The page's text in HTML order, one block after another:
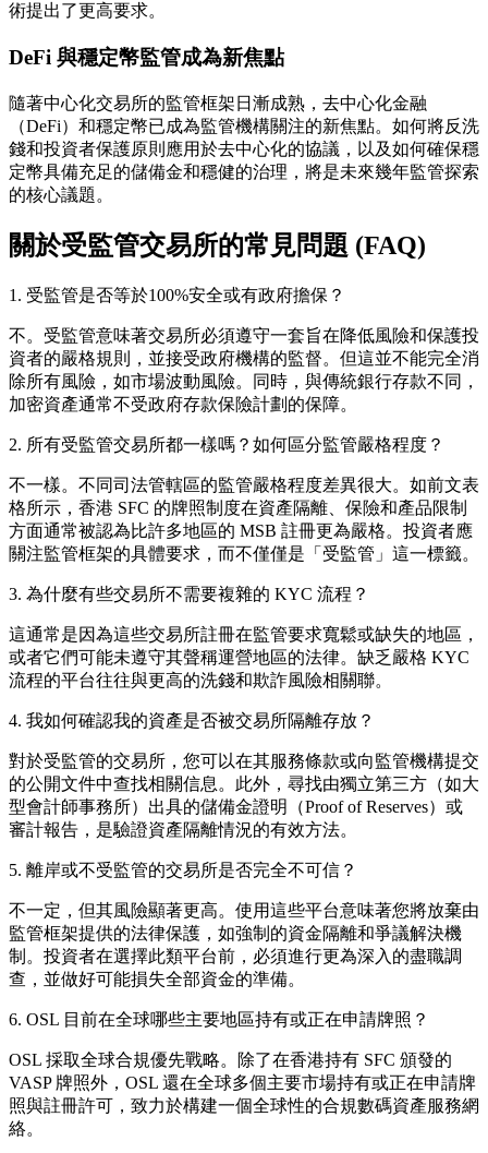
術提出了更高要求。
DeFi 與穩定幣監管成為新焦點
隨著中心化交易所的監管框架日漸成熟，去中心化金融
（DeFi）和穩定幣已成為監管機構關注的新焦點。如何將反洗
錢和投資者保護原則應用於去中心化的協議，以及如何確保穩
定幣具備充足的儲備金和穩健的治理，將是未來幾年監管探索
的核心議題。
關於受監管交易所的常見問題 (FAQ)
1. 受監管是否等於100%安全或有政府擔保？
不。受監管意味著交易所必須遵守一套旨在降低風險和保護投
資者的嚴格規則，並接受政府機構的監督。但這並不能完全消
除所有風險，如市場波動風險。同時，與傳統銀行存款不同，
加密資產通常不受政府存款保險計劃的保障。
2. 所有受監管交易所都一樣嗎？如何區分監管嚴格程度？
不一樣。不同司法管轄區的監管嚴格程度差異很大。如前文表
格所示，香港 SFC 的牌照制度在資產隔離、保險和產品限制
方面通常被認為比許多地區的 MSB 註冊更為嚴格。投資者應
關注監管框架的具體要求，而不僅僅是「受監管」這一標籤。
3. 為什麼有些交易所不需要複雜的 KYC 流程？
這通常是因為這些交易所註冊在監管要求寬鬆或缺失的地區，
或者它們可能未遵守其聲稱運營地區的法律。缺乏嚴格 KYC
流程的平台往往與更高的洗錢和欺詐風險相關聯。
4. 我如何確認我的資產是否被交易所隔離存放？
對於受監管的交易所，您可以在其服務條款或向監管機構提交
的公開文件中查找相關信息。此外，尋找由獨立第三方（如大
型會計師事務所）出具的儲備金證明（Proof of Reserves）或
審計報告，是驗證資產隔離情況的有效方法。
5. 離岸或不受監管的交易所是否完全不可信？
不一定，但其風險顯著更高。使用這些平台意味著您將放棄由
監管框架提供的法律保護，如強制的資金隔離和爭議解決機
制。投資者在選擇此類平台前，必須進行更為深入的盡職調
查，並做好可能損失全部資金的準備。
6. OSL 目前在全球哪些主要地區持有或正在申請牌照？
OSL 採取全球合規優先戰略。除了在香港持有 SFC 頒發的
VASP 牌照外，OSL 還在全球多個主要市場持有或正在申請牌
照與註冊許可，致力於構建一個全球性的合規數碼資產服務網
絡。